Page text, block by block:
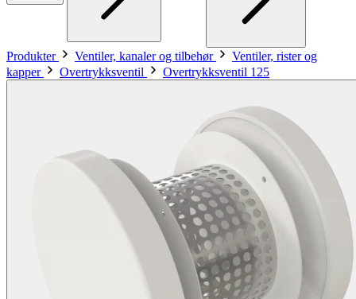
Produkter Ventiler, kanaler og tilbehør
Ventiler, rister og
kapper
Overtrykksventil Overtrykksventil 125